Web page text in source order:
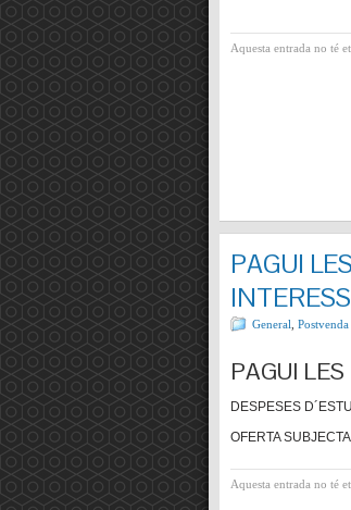
Aquesta entrada no té
PAGUI
General Postvenda
PAGUI
DESPESES
OFERTA
Aquesta entrada no té